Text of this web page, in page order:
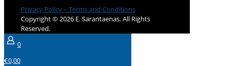
Privacy Policy – Terms and Conditions
Copyright © 2026 E. Sarantaenas. All Rights
Reserved.
0
€0,00